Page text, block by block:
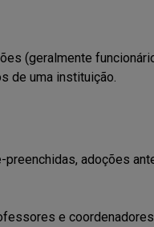
(geralmente
de uma instituição.
adoções
e